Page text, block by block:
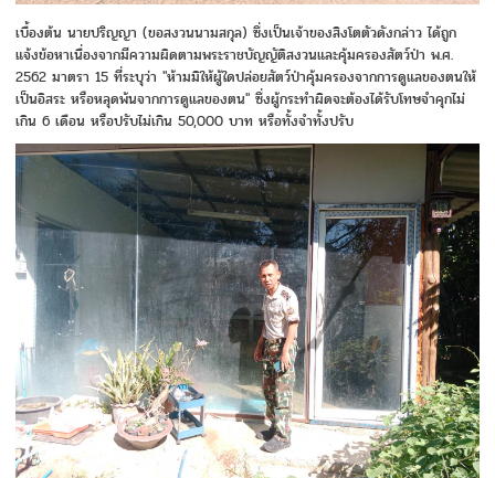
​เบื้องต้น​ นายปริญญา​ (ขอสงวนนามสกุล)​ ซึ่งเป็นเจ้าของสิงโตตัวดังกล่าว ได้ถูก
แจ้งข้อหาเนื่องจากมีความผิดตามพระราชบัญญัติสงวนและคุ้มครองสัตว์ป่า พ.ศ.
2562 มาตรา 15 ที่ระบุว่า "ห้ามมิให้ผู้ใดปล่อยสัตว์ป่าคุ้มครองจากการดูแลของตนให้
เป็นอิสระ หรือหลุดพ้นจากการดูแลของตน" ซึ่งผู้กระทำผิดจะต้องได้รับโทษจำคุกไม่
เกิน 6 เดือน หรือปรับไม่เกิน 50,000 บาท หรือทั้งจำทั้งปรับ